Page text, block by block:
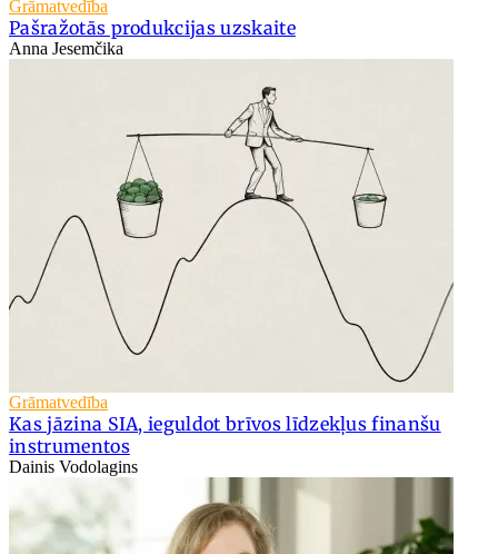
Grāmatvedība
Pašražotās produkcijas uzskaite
Anna Jesemčika
Grāmatvedība
Kas jāzina SIA, ieguldot brīvos līdzekļus finanšu
instrumentos
Dainis Vodolagins